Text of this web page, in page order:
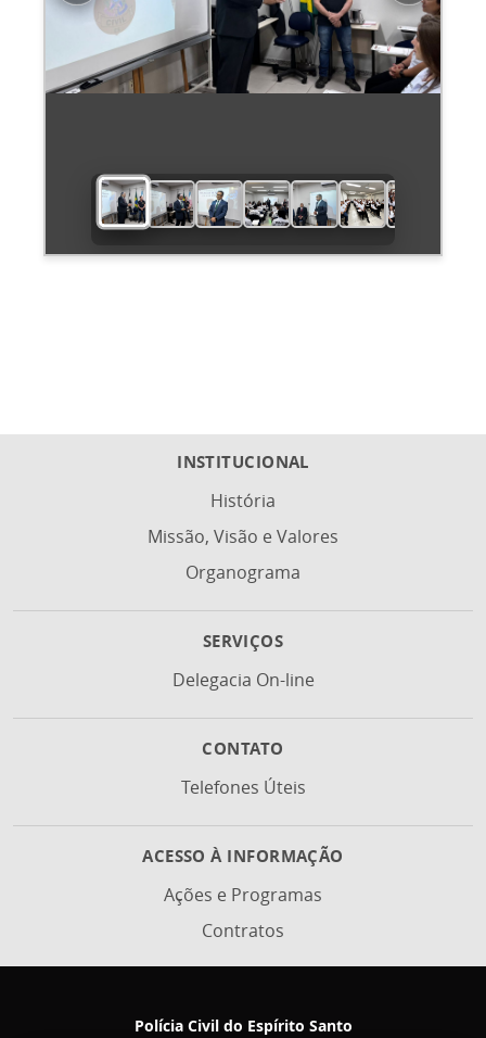
INSTITUCIONAL
História
Missão, Visão e Valores
Organograma
SERVIÇOS
Delegacia On-line
CONTATO
Telefones Úteis
ACESSO À INFORMAÇÃO
Ações e Programas
Contratos
Polícia Civil do Espírito Santo